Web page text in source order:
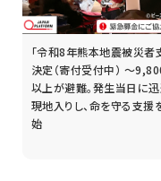
「令和8年熊本地震被災者
決定（寄付受付中） ～
以上が避難。発生当日に
現地入りし、命を守る支援
始